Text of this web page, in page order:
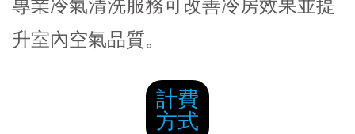
專業冷氣清洗服務可改善冷房效果並提
升室內空氣品質。
計費
方式